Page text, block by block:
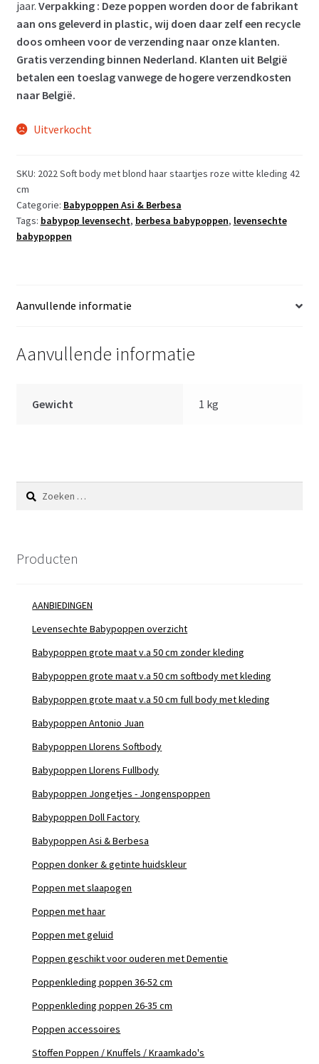
jaar. Verpakking : Deze poppen worden door de fabrikant
aan ons geleverd in plastic, wij doen daar zelf een recycle
doos omheen voor de verzending naar onze klanten.
Gratis verzending binnen Nederland. Klanten uit België
betalen een toeslag vanwege de hogere verzendkosten
naar België.
Uitverkocht
SKU: 2022 Soft body met blond haar staartjes roze witte kleding 42
cm
Categorie: Babypoppen Asi & Berbesa
Tags: babypop levensecht, berbesa babypoppen, levensechte
babypoppen
Aanvullende informatie
Aanvullende informatie
Gewicht 1 kg
Zoeken
naar:
Producten
AANBIEDINGEN
Levensechte Babypoppen overzicht
Babypoppen grote maat v.a 50 cm zonder kleding
Babypoppen grote maat v.a 50 cm softbody met kleding
Babypoppen grote maat v.a 50 cm full body met kleding
Babypoppen Antonio Juan
Babypoppen Llorens Softbody
Babypoppen Llorens Fullbody
Babypoppen Jongetjes - Jongenspoppen
Babypoppen Doll Factory
Babypoppen Asi & Berbesa
Poppen donker & getinte huidskleur
Poppen met slaapogen
Poppen met haar
Poppen met geluid
Poppen geschikt voor ouderen met Dementie
Poppenkleding poppen 36-52 cm
Poppenkleding poppen 26-35 cm
Poppen accessoires
Stoffen Poppen / Knuffels / Kraamkado's